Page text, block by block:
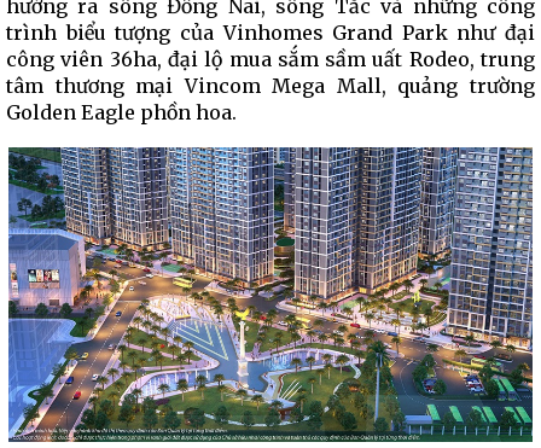
hướng ra sông Đồng Nai, sông Tắc và những công
trình biểu tượng của Vinhomes Grand Park như đại
công viên 36ha, đại lộ mua sắm sầm uất Rodeo, trung
tâm thương mại Vincom Mega Mall, quảng trường
Golden Eagle phồn hoa.